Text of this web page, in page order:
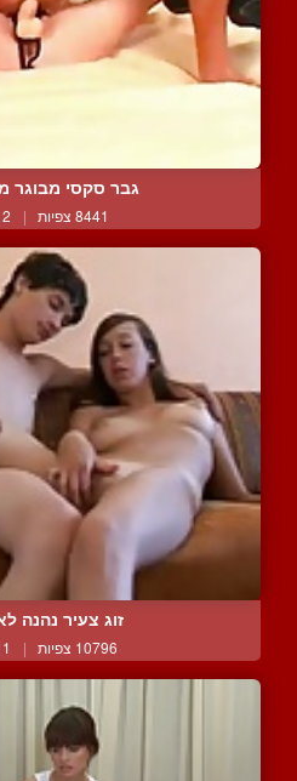
גבר סקסי מבוגר
8441 צפיות | 2 המלצות
זוג צעיר נהנה
10796 צפיות |
11